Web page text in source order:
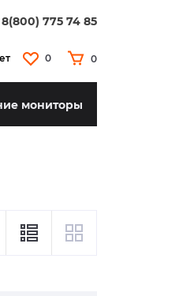
8(800) 775 74 85
0 0
мониторы